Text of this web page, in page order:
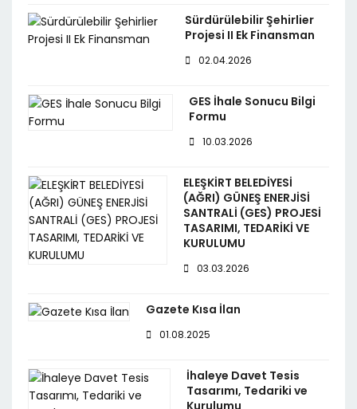
Sürdürülebilir Şehirlier
Projesi II Ek Finansman
02.04.2026
GES İhale Sonucu Bilgi
Formu
10.03.2026
ELEŞKİRT BELEDİYESİ
(AĞRI) GÜNEŞ ENERJİSİ
SANTRALİ (GES) PROJESİ
TASARIMI, TEDARİKİ VE
KURULUMU
03.03.2026
Gazete Kısa İlan
01.08.2025
İhaleye Davet Tesis
Tasarımı, Tedariki ve